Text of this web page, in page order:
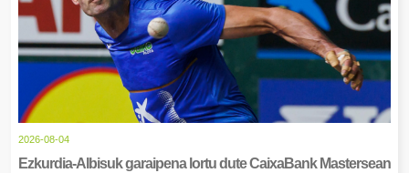
2026-08-04
Ezkurdia-Albisuk garaipena lortu dute CaixaBank Mastersean